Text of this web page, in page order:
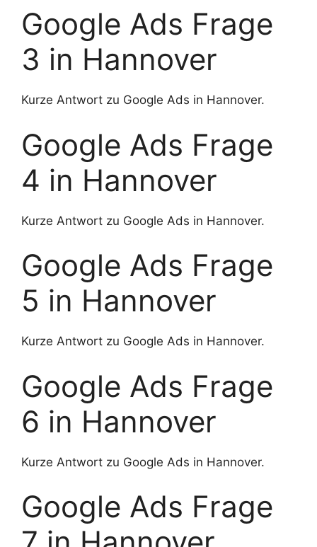
Google Ads Frage
3 in Hannover
Kurze Antwort zu Google Ads in Hannover.
Google Ads Frage
4 in Hannover
Kurze Antwort zu Google Ads in Hannover.
Google Ads Frage
5 in Hannover
Kurze Antwort zu Google Ads in Hannover.
Google Ads Frage
6 in Hannover
Kurze Antwort zu Google Ads in Hannover.
Google Ads Frage